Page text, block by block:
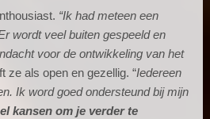
“Ik had meteen een
wordt veel buiten gespeeld en
voor de ontwikkeling van het
ze als open en gezellig. “Iedereen
Ik word goed ondersteund bij mijn
kansen om je verder te